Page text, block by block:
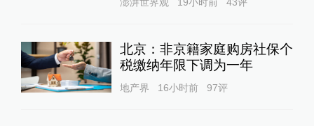
北京：非京籍家庭购房社保个
税缴纳年限下调为一年
地产界 16小时前 97评